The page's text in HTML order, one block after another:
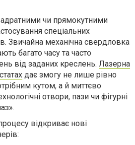
чи прямокутними
спеціальних
Звичайна механічна свердловка
багато часу та часто
від заданих креслень. Лазерна
дає змогу не лише рівно
кутом, а й миттєво
отвори, пази чи фігурні
відкриває нові